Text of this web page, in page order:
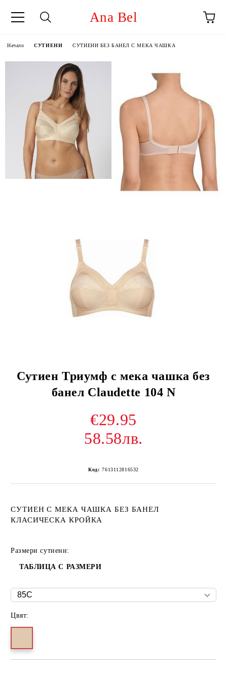
Ana Bel
Начало СУТИЕНИ СУТИЕНИ БЕЗ БАНЕЛ С МЕКА ЧАШКА
Сутиен Триумф с мека чашка без
банел Claudette 104 N
€29.95
58.58лв.
Код: 7613112816532
СУТИЕН С МЕКА ЧАШКА БЕЗ БАНЕЛ
КЛАСИЧЕСКА КРОЙКА
Размери сутиени:
ТАБЛИЦА С РАЗМЕРИ
Цвят: